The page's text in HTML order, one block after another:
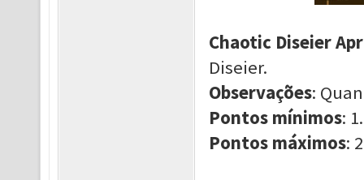
Chaotic Diseier
Diseier.
Observações:
Pontos mínimos: 1.
Pontos máximos: